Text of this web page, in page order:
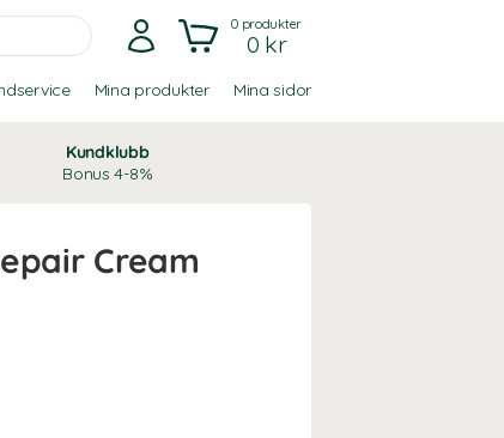
0produkter
0 kr
Mina produkter Mina sidor
Kundklubb
Bonus 4-8%
Cream